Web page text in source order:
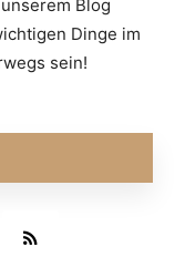
Blog
Dinge im
sein!